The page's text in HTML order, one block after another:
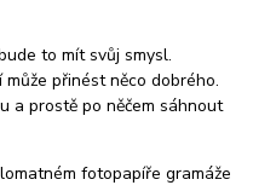
to mít svůj smysl.
přinést něco dobrého.
a prostě po něčem sáhnout
fotopapíře gramáže